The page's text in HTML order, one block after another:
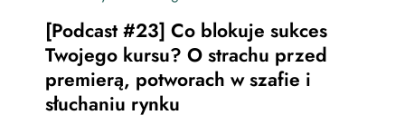
[Podcast #23] Co blokuje sukces
Twojego kursu? O strachu przed
premierą, potworach w szafie i
słuchaniu rynku